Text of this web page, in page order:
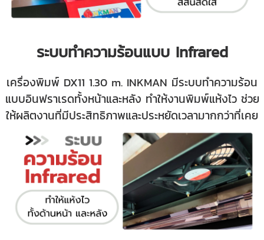
ระบบทำความร้อนแบบ Infrared
เครื่องพิมพ์ DX11 1.30 m. INKMAN มีระบบทำความร้อน
แบบอินฟราเรดทั้งหน้าและหลัง ทำให้งานพิมพ์แห้งไว ช่วย
ให้ผลิตงานที่มีประสิทธิภาพและประหยัดเวลามากกว่าที่เคย